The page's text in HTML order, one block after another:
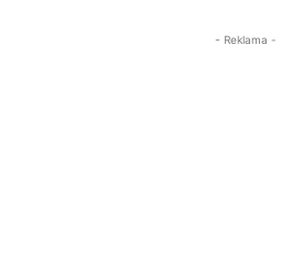
- Reklama -